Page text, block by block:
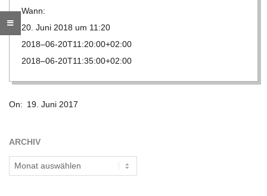
G
O
L
D
S
C
Wann:
20. Juni 2018 um 11:20
2018–06-20T11:20:00+02:00
2018–06-20T11:35:00+02:00
06-
On: 19. Juni 2017
ARCHIV
Archiv